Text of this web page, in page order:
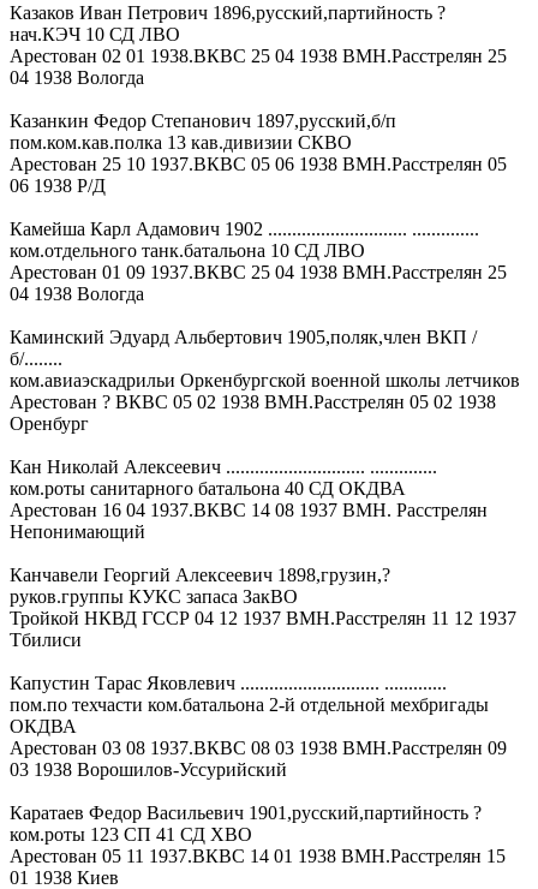
Казаков Иван Петрович 1896,русский,партийность ?
нач.КЭЧ 10 СД ЛВО
Арестован 02 01 1938.ВКВС 25 04 1938 ВМН.Расстрелян 25
04 1938 Вологда
Казанкин Федор Степанович 1897,русский,б/п
пом.ком.кав.полка 13 кав.дивизии СКВО
Арестован 25 10 1937.ВКВС 05 06 1938 ВМН.Расстрелян 05
06 1938 Р/Д
Камейша Карл Адамович 1902 ............................. ..............
ком.отдельного танк.батальона 10 СД ЛВО
Арестован 01 09 1937.ВКВС 25 04 1938 ВМН.Расстрелян 25
04 1938 Вологда
Каминский Эдуард Альбертович 1905,поляк,член ВКП /
б/........
ком.авиаэскадрильи Оркенбургской военной школы летчиков
Арестован ? ВКВС 05 02 1938 ВМН.Расстрелян 05 02 1938
Оренбург
Кан Николай Алексеевич ............................. ..............
ком.роты санитарного батальона 40 СД ОКДВА
Арестован 16 04 1937.ВКВС 14 08 1937 ВМН. Расстрелян
Непонимающий
Канчавели Георгий Алексеевич 1898,грузин,?
руков.группы КУКС запаса ЗакВО
Тройкой НКВД ГССР 04 12 1937 ВМН.Расстрелян 11 12 1937
Тбилиси
Капустин Тарас Яковлевич ............................. .............
пом.по техчасти ком.батальона 2-й отдельной мехбригады
ОКДВА
Арестован 03 08 1937.ВКВС 08 03 1938 ВМН.Расстрелян 09
03 1938 Ворошилов-Уссурийский
Каратаев Федор Васильевич 1901,русский,партийность ?
ком.роты 123 СП 41 СД ХВО
Арестован 05 11 1937.ВКВС 14 01 1938 ВМН.Расстрелян 15
01 1938 Киев